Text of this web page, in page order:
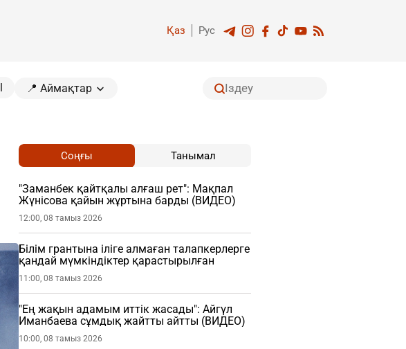
Қаз Рус
📍 Аймақтар
Соңғы Танымал
"Заманбек қайтқалы алғаш рет": Мақпал
Жүнісова қайын жұртына барды (ВИДЕО)
12:00, 08 тамыз 2026
Білім грантына іліге алмаған талапкерлерге
қандай мүмкіндіктер қарастырылған
11:00, 08 тамыз 2026
"Ең жақын адамым иттік жасады": Айгүл
Иманбаева сұмдық жайтты айтты (ВИДЕО)
10:00, 08 тамыз 2026